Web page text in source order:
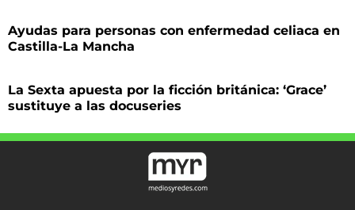
Ayudas para personas con enfermedad celiaca en
Castilla-La Mancha
La Sexta apuesta por la ficción británica: ‘Grace’
sustituye a las docuseries